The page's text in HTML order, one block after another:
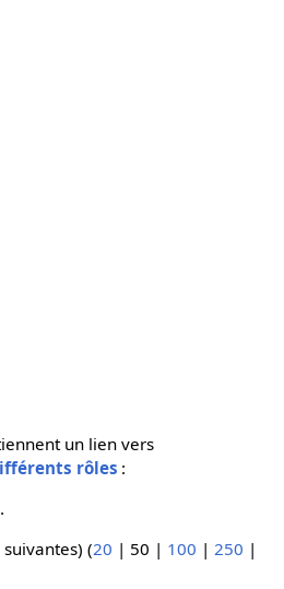
un lien vers
rôles :
suivantes) (20 | 50 | 100 | 250 |